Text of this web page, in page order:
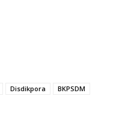
Disdikpora BKPSDM